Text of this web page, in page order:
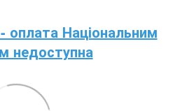
оплата Національним
недоступна